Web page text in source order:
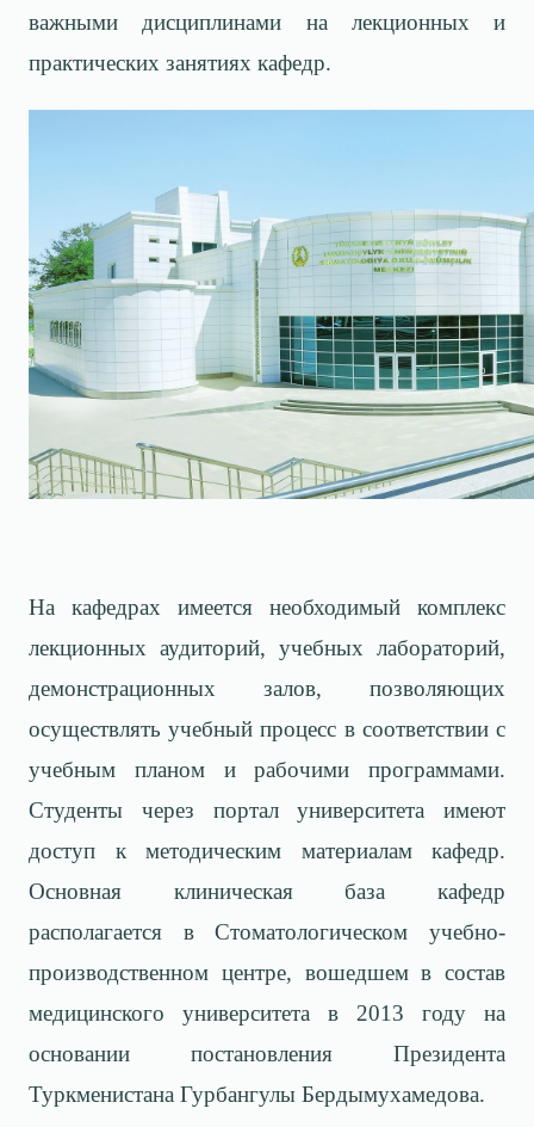
важными дисциплинами на лекционных и
практических занятиях кафедр.
На кафедрах имеется необходимый комплекс
лекционных аудиторий, учебных лабораторий,
демонстрационных залов, позволяющих
осуществлять учебный процесс в соответствии с
учебным планом и рабочими программами.
Студенты через портал университета имеют
доступ к методическим материалам кафедр.
Основная клиническая база кафедр
располагается в Стоматологическом учебно-
производствен­ном центре, вошедшем в состав
медицинского университета в 2013 году на
основании постановления Президента
Туркменистана Гурбангулы Берды­мухамедова.